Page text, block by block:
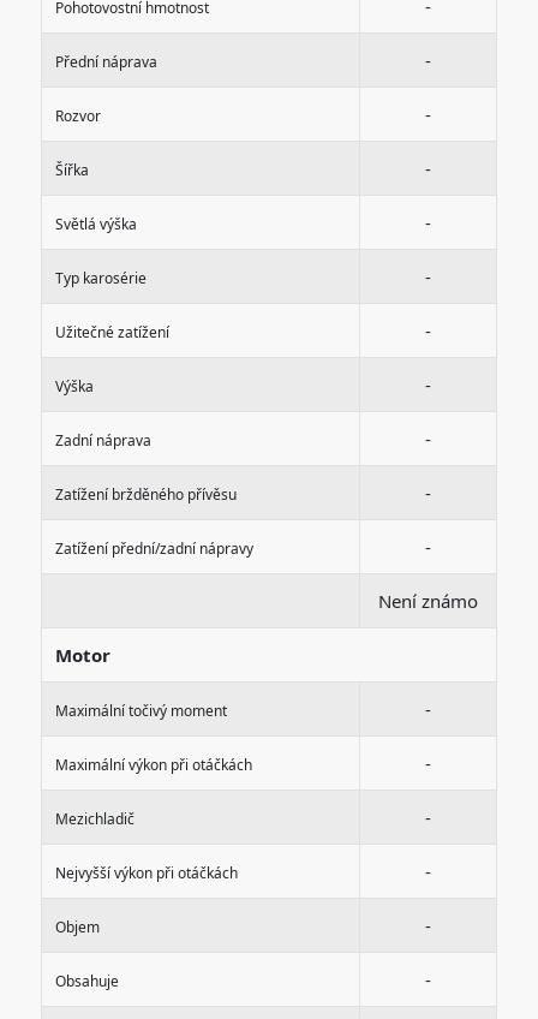
Pohotovostní hmotnost -
Přední náprava -
Rozvor -
Šířka -
Světlá výška -
Typ karosérie -
Užitečné zatížení -
Výška -
Zadní náprava -
Zatížení bržděného přívěsu -
Zatížení přední/zadní nápravy -
Není známo
Motor
Maximální točivý moment -
Maximální výkon při otáčkách -
Mezichladič -
Nejvyšší výkon při otáčkách -
Objem -
Obsahuje -